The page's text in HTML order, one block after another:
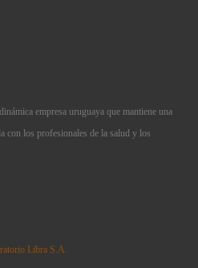
empresa uruguaya que mantiene una
con los profesionales de la salud y los
Libra S.A.